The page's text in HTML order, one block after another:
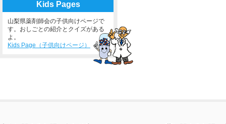
Kids Pages
山梨県薬剤師会の子供向けページで
す。おしごとの紹介とクイズがある
よ。
Kids Page（子供向けページ）